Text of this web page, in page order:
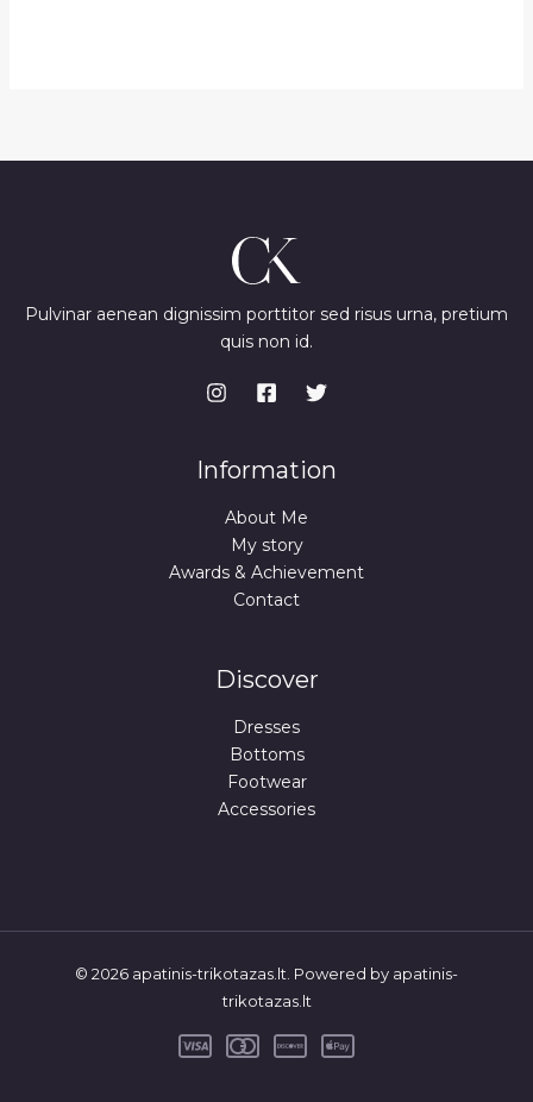
Pulvinar aenean dignissim porttitor sed risus urna, pretium
quis non id.
Information
About Me
My story
Awards & Achievement
Contact
Discover
Dresses
Bottoms
Footwear
Accessories
© 2026 apatinis-trikotazas.lt. Powered by apatinis-
trikotazas.lt